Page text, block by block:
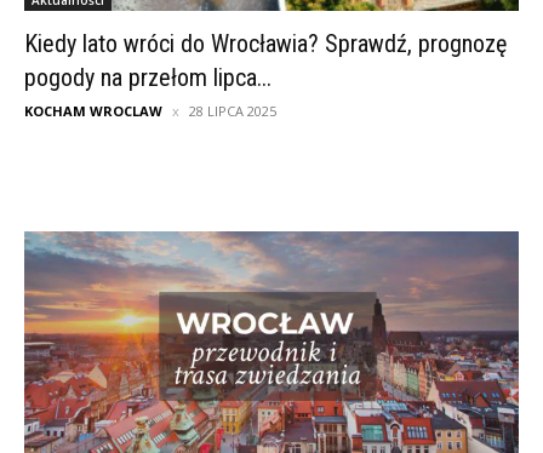
Kiedy lato wróci do Wrocławia? Sprawdź, prognozę
pogody na przełom lipca...
KOCHAM WROCLAW 28 LIPCA 2025